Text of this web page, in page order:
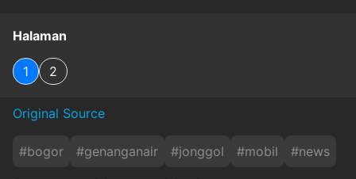
Halaman
1 2
Original Source
#bogor #genanganair #jonggol #mobil #news